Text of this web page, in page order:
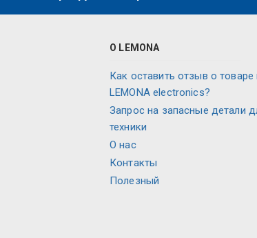
О LEMONA
Как оставить отзыв о товаре
LEMONA electronics?
Запрос на запасные детали
техники
О нас
Контакты
Полезный